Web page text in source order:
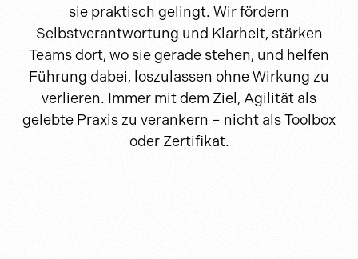
sie praktisch gelingt. Wir fördern
Selbstverantwortung und Klarheit, stärken
Teams dort, wo sie gerade stehen, und helfen
Führung dabei, loszulassen ohne Wirkung zu
verlieren. Immer mit dem Ziel, Agilität als
gelebte Praxis zu verankern – nicht als Toolbox
oder Zertifikat.